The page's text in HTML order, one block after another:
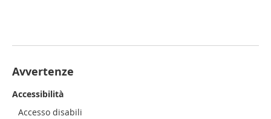
Avvertenze
Accessibilità
Accesso disabili